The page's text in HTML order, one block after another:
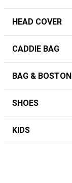
HEAD COVER
CADDIE BAG
BAG & BOSTON
SHOES
KIDS